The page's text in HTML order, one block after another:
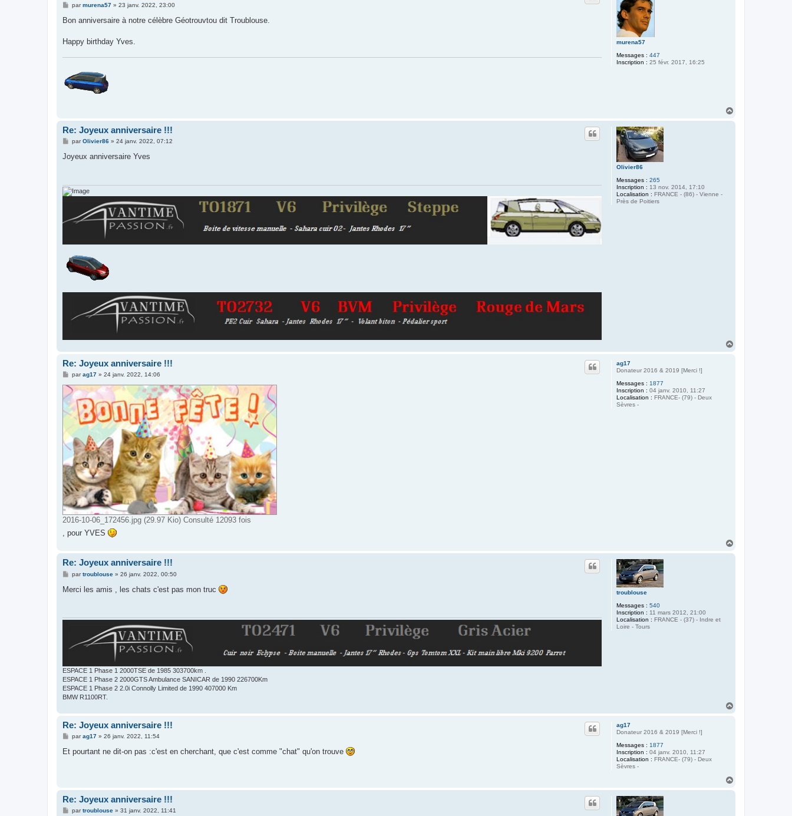
murena57
Messages : 447
Inscription : 25 févr. 2017, 16:25
M
s
g
e
parmurena57» 23 janv. 2022, 23:00
Bon anniversaire à notre célèbre Géotrouvtou dit Troublouse.
Happy birthday Yves.
Olivier86
Messages : 265
Inscription : 13 nov. 2014, 17:10
Localisation : FRANCE - (86) - Vienne -
Près de Poitiers
Re: Joyeux anniversaire !!!
M
s
s
parOlivier86» 24 janv. 2022, 07:12
Joyeux anniversaire Yves
ag17
Donateur 2016 & 2019 [Merci !]
Messages : 1877
Inscription : 04 janv. 2010, 11:27
Localisation : FRANCE- (79) - Deux
Sèvres -
Re: Joyeux anniversaire !!!
M
s
s
a
g
e
parag17» 24 janv. 2022, 14:06
2016-10-06_172456.jpg (29.97 Kio) Consulté 12093 fois
, pour YVES
troublouse
Messages : 540
Inscription : 11 mars 2012, 21:00
Localisation : FRANCE - (37) - Indre et
Loire - Tours
Re: Joyeux anniversaire !!!
M
s
partroublouse» 26 janv. 2022, 00:50
Merci les amis , les chats c'est pas mon truc
ESPACE 1 Phase 1 2000TSE de 1985 303700km .
ESPACE 1 Phase 2 2000GTS Ambulance SANICAR de 1990 226700Km
ESPACE 1 Phase 2 2.0i Connolly Limited de 1990 407000 Km
BMW R1100RT.
ag17
Donateur 2016 & 2019 [Merci !]
Messages : 1877
Inscription : 04 janv. 2010, 11:27
Localisation : FRANCE- (79) - Deux
Sèvres -
Re: Joyeux anniversaire !!!
M
s
parag17» 26 janv. 2022, 11:54
Et pourtant ne dit-on pas :c'est en cherchant, que c'est comme "chat" qu'on trouve
Re: Joyeux anniversaire !!!
Mpartroublouse» 31 janv. 2022, 11:41